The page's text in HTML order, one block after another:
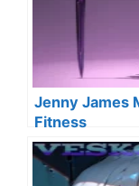
Jenny James
Fitness